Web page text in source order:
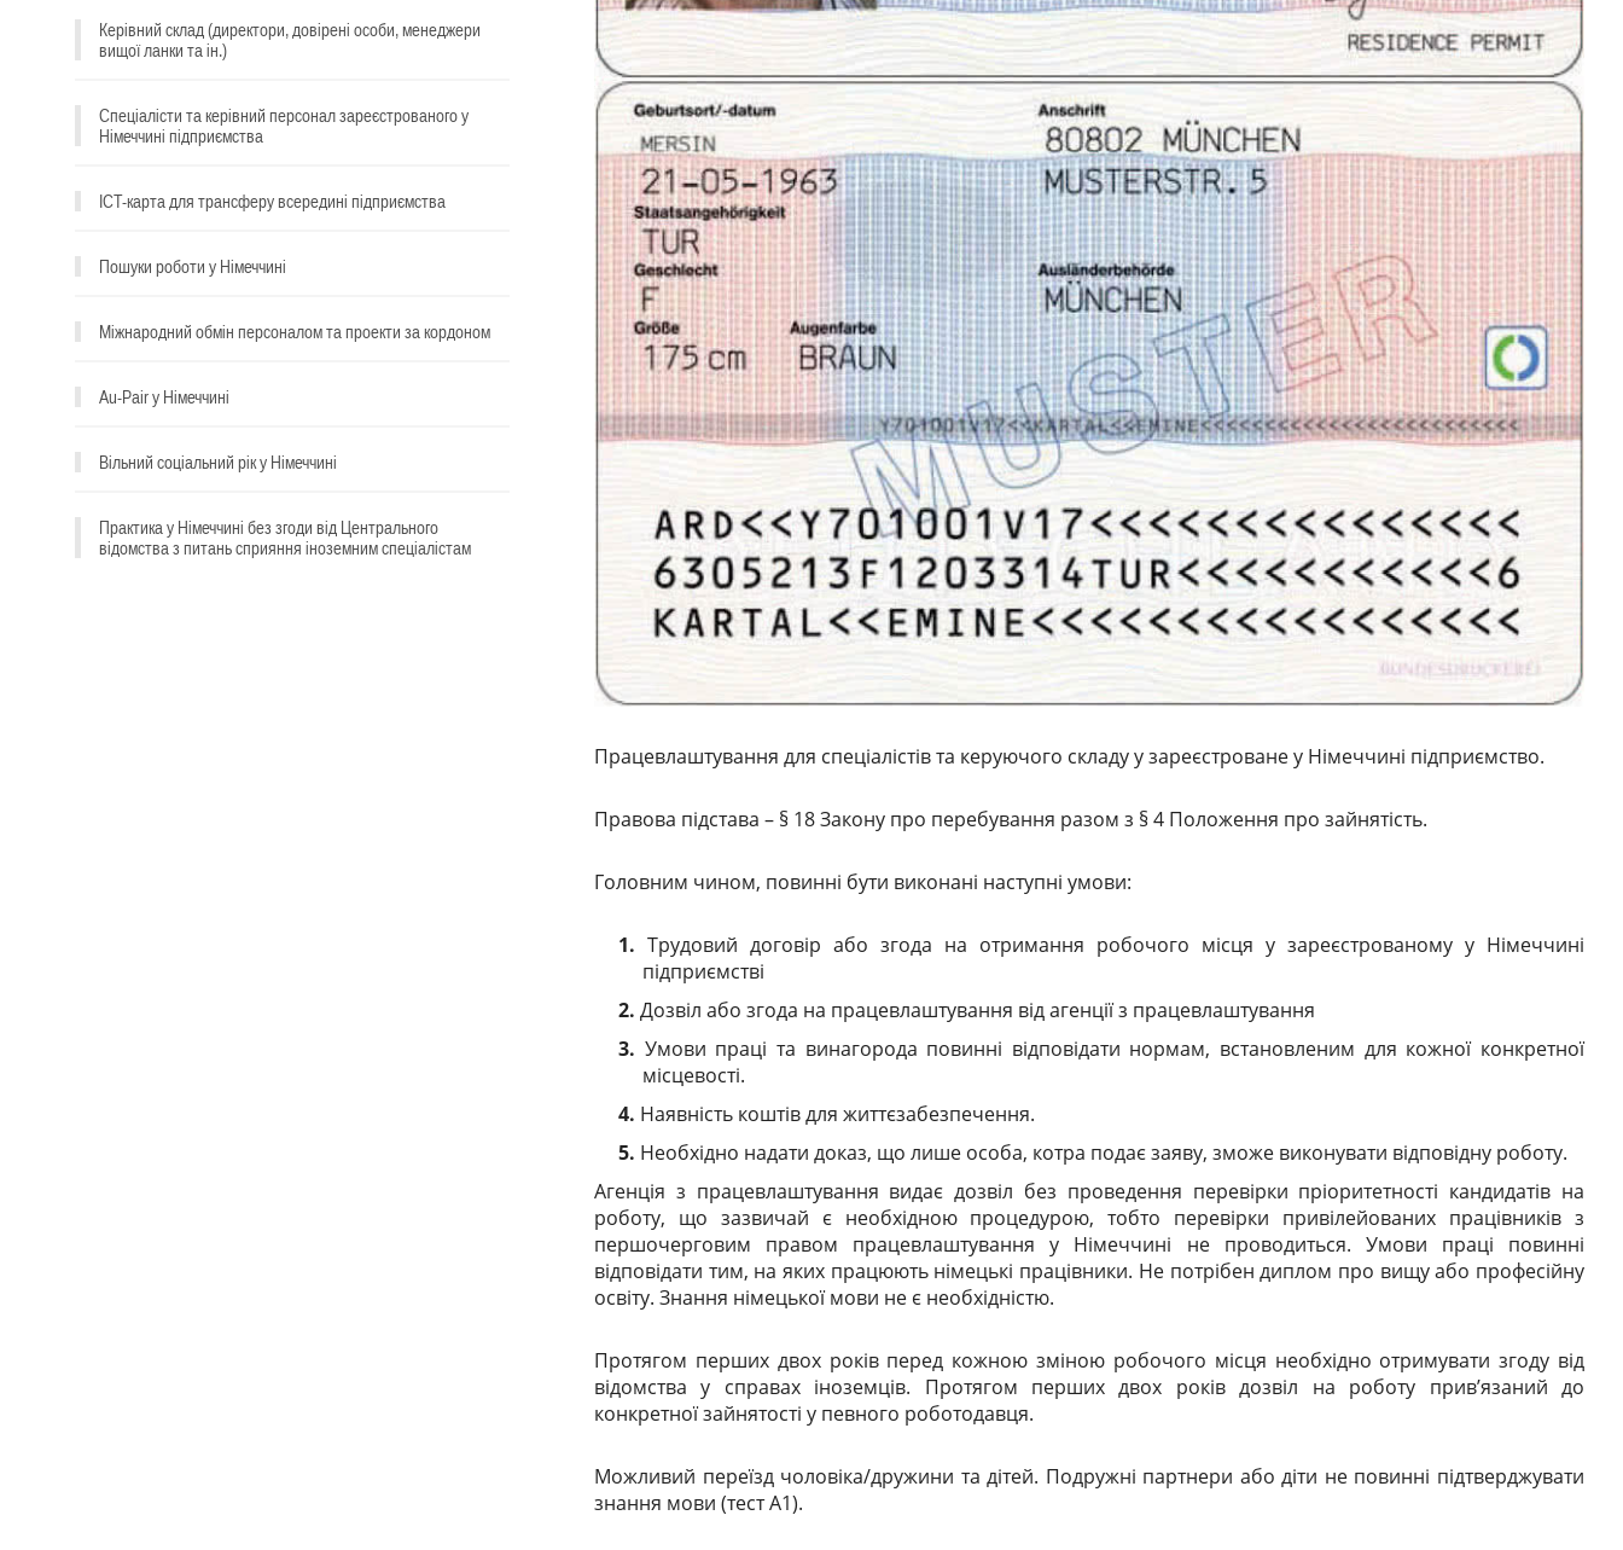
Керівний склад (директори, довірені особи, менеджери
вищої ланки та ін.)
Спеціалісти та керівний персонал зареєстрованого у
Німеччині підприємства
ICT-карта для трансферу всередині підприємства
Пошуки роботи у Німеччині
Міжнародний обмін персоналом та проекти за кордоном
Au-Pair у Німеччині
Вільний соціальний рік у Німеччині
Практика у Німеччині без згоди від Центрального
відомства з питань сприяння іноземним спеціалістам
Працевлаштування для спеціалістів та керуючого складу у зареєстроване у Німеччині підприємство.
Правова підстава – § 18 Закону про перебування разом з § 4 Положення про зайнятість.
Головним чином, повинні бути виконані наступні умови:
Трудовий договір або згода на отримання робочого місця у зареєстрованому у Німеччині
підприємстві
Дозвіл або згода на працевлаштування від агенції з працевлаштування
Умови праці та винагорода повинні відповідати нормам, встановленим для кожної конкретної
місцевості.
Наявність коштів для життєзабезпечення.
Необхідно надати доказ, що лише особа, котра подає заяву, зможе виконувати відповідну роботу.
Агенція з працевлаштування видає дозвіл без проведення перевірки пріоритетності кандидатів на
роботу, що зазвичай є необхідною процедурою, тобто перевірки привілейованих працівників з
першочерговим правом працевлаштування у Німеччині не проводиться. Умови праці повинні
відповідати тим, на яких працюють німецькі працівники. Не потрібен диплом про вищу або професійну
освіту. Знання німецької мови не є необхідністю.
Протягом перших двох років перед кожною зміною робочого місця необхідно отримувати згоду від
відомства у справах іноземців. Протягом перших двох років дозвіл на роботу прив’язаний до
конкретної зайнятості у певного роботодавця.
Можливий переїзд чоловіка/дружини та дітей. Подружні партнери або діти не повинні підтверджувати
знання мови (тест A1).